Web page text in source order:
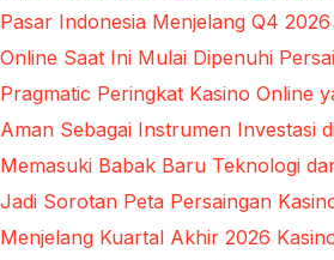
Pasar Indonesia Menjelang Q4 2026
Online Saat Ini Mulai Dipenuhi
Pragmatic Peringkat Kasino Online
Aman Sebagai Instrumen Investasi
Memasuki Babak Baru Teknologi
Jadi Sorotan Peta Persaingan
Menjelang Kuartal Akhir 2026